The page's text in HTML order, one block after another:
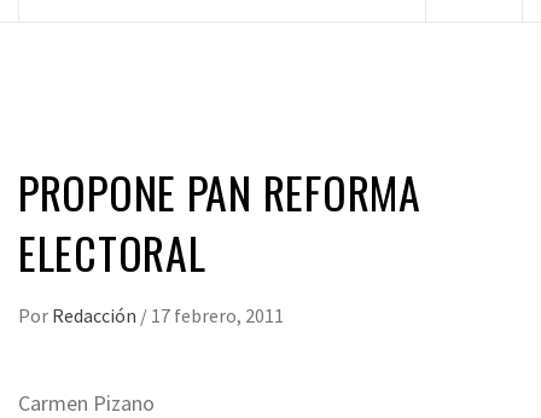
PROPONE PAN REFORMA
ELECTORAL
Por Redacción / 17 febrero, 2011
Carmen Pizano